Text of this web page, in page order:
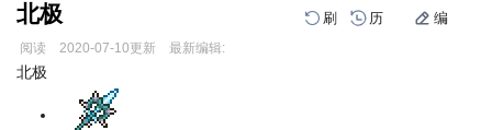
北极 刷 历 编
阅读 2020-07-10更新 最新编辑:
跳
跳
北极